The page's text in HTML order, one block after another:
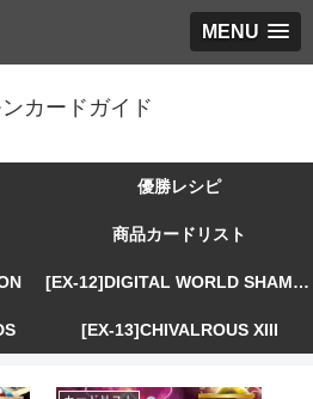
MENU
カードガイド
優勝レシピ
商品カードリスト
[EX-12]DIGITAL WORLD SHAMBALA
[EX-13]CHIVALROUS XIII